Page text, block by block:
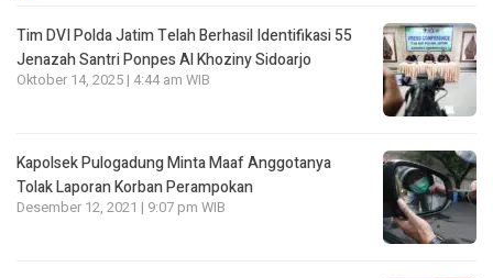
Tim DVI Polda Jatim Telah Berhasil Identifikasi 55
Jenazah Santri Ponpes Al Khoziny Sidoarjo
Oktober 14, 2025 | 4:44 am WIB
Kapolsek Pulogadung Minta Maaf Anggotanya
Tolak Laporan Korban Perampokan
Desember 12, 2021 | 9:07 pm WIB